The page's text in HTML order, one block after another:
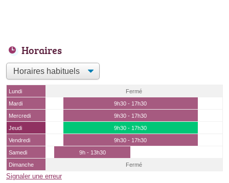
Horaires
Lundi
Fermé
Mardi
9h30 - 17h30
Mercredi
9h30 - 17h30
Jeudi
9h30 - 17h30
Vendredi
9h30 - 17h30
Samedi
9h - 13h30
Dimanche
Fermé
Signaler une erreur